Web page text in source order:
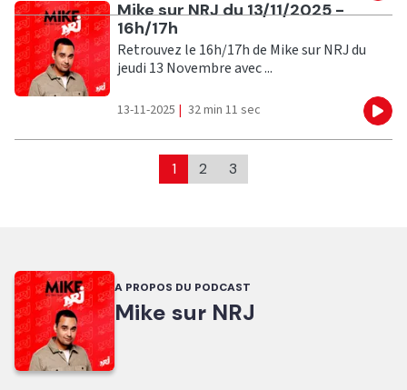
Ecouter
Mike sur NRJ du 13/11/2025 -
16h/17h
Retrouvez le 16h/17h de Mike sur NRJ du
jeudi 13 Novembre avec ...
13-11-2025 | 32 min 11 sec
1 2 3
A PROPOS DU PODCAST
Mike sur NRJ